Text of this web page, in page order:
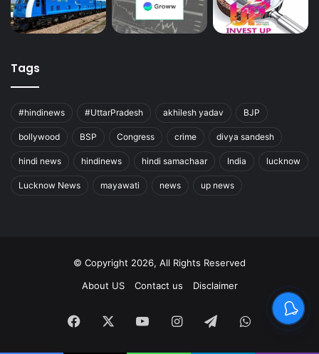
Tags
#hindinews #UttarPradesh akhilesh yadav BJP
bollywood BSP Congress crime divya sandesh
hindi news hindinews hindi samachaar India lucknow
Lucknow News mayawati news up news
© Copyright 2026, All Rights Reserved
About US
Contact us Disclaimer
Facebook YouTubeInstagramTelegramWhatsApp